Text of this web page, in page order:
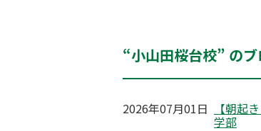
“小山田桜台校” の
2026年07月01日 【朝起
学部